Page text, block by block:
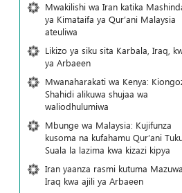
Mwakilishi wa Iran katika
ya Kimataifa ya Qur’ani Malaysia
ateuliwa
Likizo ya siku sita Karbala, Iraq,
ya Arbaeen
Mwanaharakati wa Kenya:
Shahidi alikuwa shujaa wa
waliodhulumiwa
Mbunge wa Malaysia: Kujifunza
kusoma na kufahamu Qur’ani
Suala la lazima kwa kizazi kipya
Iran yaanza rasmi kutuma
Iraq kwa ajili ya Arbaeen